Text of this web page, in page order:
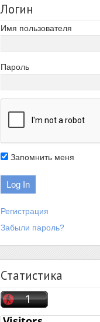
Логин
Имя пользователя
Пароль
Запомнить меня
Регистрация
Забыли пароль?
Статистика